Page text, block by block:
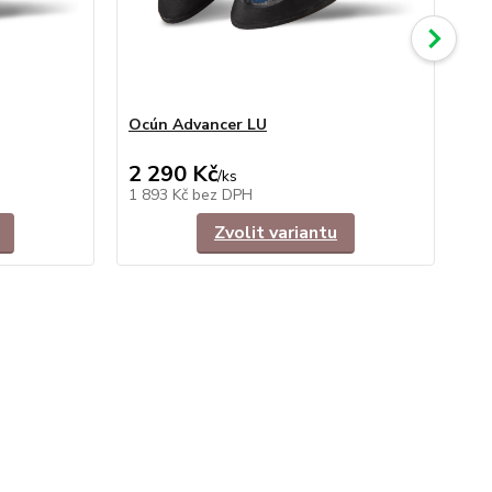
Ocún Advancer LU
2 290 Kč/ks
1 893 Kč bez DPH
Zvolit variantu